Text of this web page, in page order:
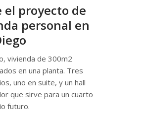
el proyecto de
personal en
vivienda de 300m2
en una planta. Tres
uno en suite, y un hall
que sirve para un cuarto
futuro.